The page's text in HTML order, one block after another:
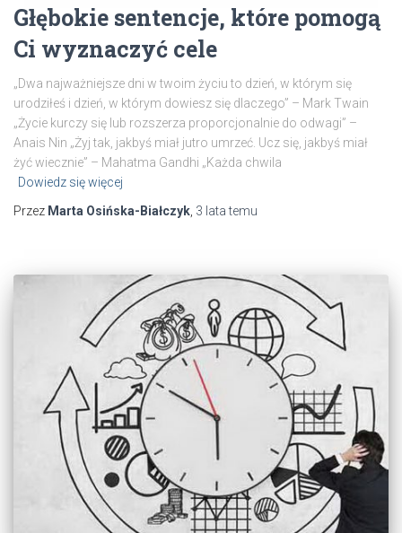
Głębokie sentencje, które pomogą
Ci wyznaczyć cele
„Dwa najważniejsze dni w twoim życiu to dzień, w którym się
urodziłeś i dzień, w którym dowiesz się dlaczego” – Mark Twain
„Życie kurczy się lub rozszerza proporcjonalnie do odwagi” –
Anais Nin „Żyj tak, jakbyś miał jutro umrzeć. Ucz się, jakbyś miał
żyć wiecznie” – Mahatma Gandhi „Każda chwila
Dowiedz się więcej
Przez Marta Osińska-Białczyk 3 latatemu